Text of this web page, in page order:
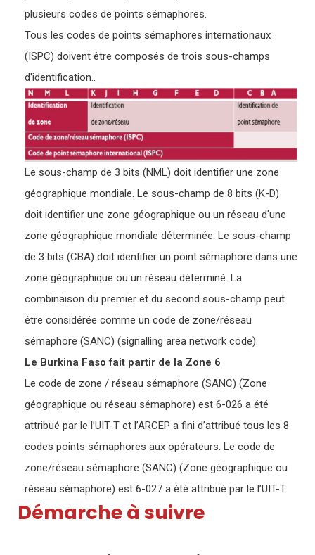
plusieurs codes de points sémaphores.
Tous les codes de points sémaphores internationaux
(ISPC) doivent être composés de trois sous-champs
d'identification..
Le sous-champ de 3 bits (NML) doit identifier une zone
géographique mondiale. Le sous-champ de 8 bits (K-D)
doit identifier une zone géographique ou un réseau d'une
zone géographique mondiale déterminée. Le sous-champ
de 3 bits (CBA) doit identifier un point sémaphore dans une
zone géographique ou un réseau déterminé. La
combinaison du premier et du second sous-champ peut
être considérée comme un code de zone/réseau
sémaphore (SANC) (signalling area network code).
Le Burkina Faso fait partir de la Zone 6
Le code de zone / réseau sémaphore (SANC) (Zone
géographique ou réseau sémaphore) est 6-026 a été
attribué par le l’UIT-T et l’ARCEP a fini d’attribué tous les 8
codes points sémaphores aux opérateurs. Le code de
zone/réseau sémaphore (SANC) (Zone géographique ou
réseau sémaphore) est 6-027 a été attribué par le l’UIT-T.
Démarche à suivre